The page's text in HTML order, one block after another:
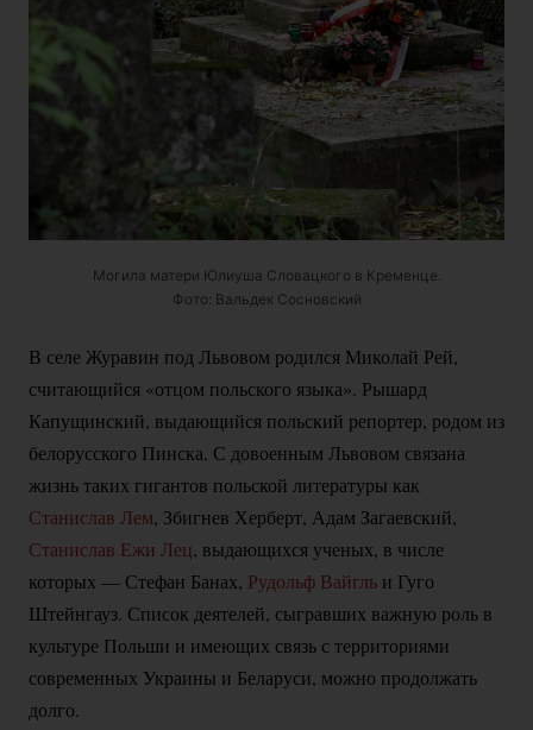
Могила матери Юлиуша Словацкого в Кременце.
Фото: Вальдек Сосновский
В селе Журавин под Львовом родился Миколай Рей,
считающийся «отцом польского языка». Рышард
Капущинский, выдающийся польский репортер, родом из
белорусского Пинска. С довоенным Львовом связана
жизнь таких гигантов польской литературы как
Станислав Лем, Збигнев Херберт, Адам Загаевский,
Станислав Ежи Лец, выдающихся ученых, в числе
которых — Стефан Банах, Рудольф Вайгль и Гуго
Штейнгауз. Список деятелей, сыгравших важную роль в
культуре Польши и имеющих связь с территориями
современных Украины и Беларуси, можно продолжать
долго.